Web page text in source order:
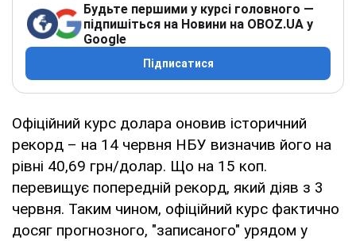
Будьте першими у курсі головного —
підпишіться на Новини на OBOZ.UA у
Google
Підписатися
Офіційний курс долара оновив історичний
рекорд – на 14 червня НБУ визначив його на
рівні 40,69 грн/долар. Що на 15 коп.
перевищує попередній рекорд, який діяв з 3
червня. Таким чином, офіційний курс фактично
досяг прогнозного, "записаного" урядом у